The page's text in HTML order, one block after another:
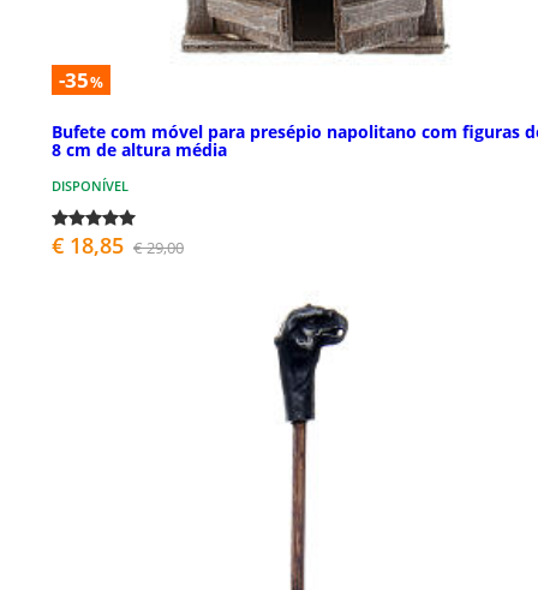
-35%
Bufete com móvel para presépio napolitano com figuras
8 cm de altura média
DISPONÍVEL
€ 18,85 € 29,00